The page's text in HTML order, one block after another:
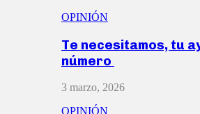
OPINIÓN
Te necesitamos, tu
número
3 marzo, 2026
OPINIÓN